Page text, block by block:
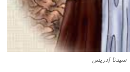
سيدنا إدريس